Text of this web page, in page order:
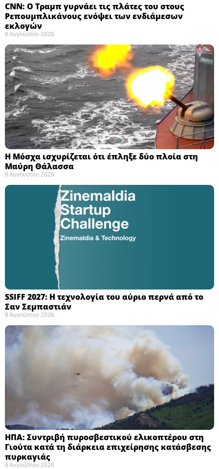
CNN: Ο Τραμπ γυρνάει τις πλάτες του στους
Ρεπουμπλικάνους ενόψει των ενδιάμεσων
εκλογών ​
8 Αυγούστου 2026
Η Μόσχα ισχυρίζεται ότι έπληξε δύο πλοία στη
Μαύρη Θάλασσα ​
8 Αυγούστου 2026
SSIFF 2027: Η τεχνολογία του αύριο περνά από το
Σαν Σεμπαστιάν ​
8 Αυγούστου 2026
ΗΠΑ: Συντριβή πυροσβεστικού ελικοπτέρου στη
Γιούτα κατά τη διάρκεια επιχείρησης κατάσβεσης
πυρκαγιάς ​
8 Αυγούστου 2026